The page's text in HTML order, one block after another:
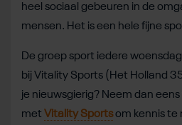
heel sociaal gebeuren in de
mensen. Het is een hele fijne
De groep sport iedere
bij Vitality Sports (Het Holland
je nieuwsgierig? Neem dan
met Vitality Sportsom kennis te